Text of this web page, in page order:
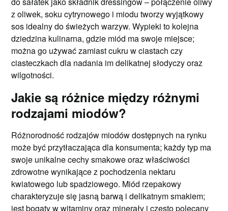
z oliwek, soku cytrynowego i miodu tworzy wyjątkowy
sos idealny do świeżych warzyw. Wypieki to kolejna
dziedzina kulinarna, gdzie miód ma swoje miejsce;
można go używać zamiast cukru w ciastach czy
ciasteczkach dla nadania im delikatnej słodyczy oraz
wilgotności.
Jakie są różnice między różnymi
rodzajami miodów?
Różnorodność rodzajów miodów dostępnych na rynku
może być przytłaczająca dla konsumenta; każdy typ ma
swoje unikalne cechy smakowe oraz właściwości
zdrowotne wynikające z pochodzenia nektaru
kwiatowego lub spadziowego. Miód rzepakowy
charakteryzuje się jasną barwą i delikatnym smakiem;
jest bogaty w witaminy oraz minerały i często polecany